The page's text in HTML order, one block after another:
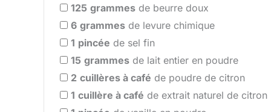
125 grammes de beurre doux
6 grammes de levure chimique
1 pincée de sel fin
15 grammes de lait entier en poudre
2 cuillères à café de poudre de citron
1 cuillère à café de extrait naturel de citron